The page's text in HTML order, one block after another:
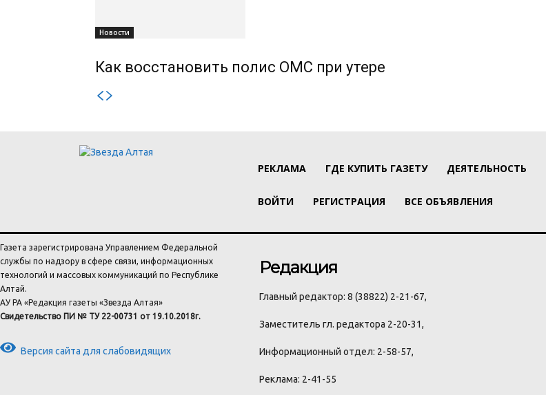
Новости
Как восстановить полис ОМС при утере
РЕКЛАМА ГДЕ КУПИТЬ ГАЗЕТУ ДЕЯТЕЛЬНОСТЬ
ВОЙТИ РЕГИСТРАЦИЯ ВСЕ ОБЪЯВЛЕНИЯ
Газета зарегистрирована Управлением Федеральной
службы по надзору в сфере связи, информационных
технологий и массовых коммуникаций по Республике
Алтай.
АУ РА «Редакция газеты «Звезда Алтая»
Свидетельство ПИ № ТУ 22-00731 от 19.10.2018г.
Версия сайта для слабовидящих
Редакция
Главный редактор: 8 (38822) 2-21-67,
Заместитель гл. редактора 2-20-31,
Информационный отдел: 2-58-57,
Реклама: 2-41-55